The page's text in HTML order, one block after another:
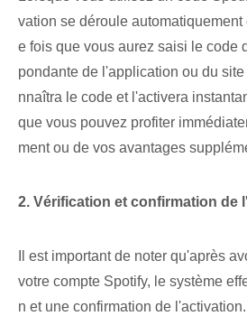
vation se déroule automatiquement
e fois que vous aurez saisi le code
pondante de l'application ou du
nnaîtra le code et l'activera
que vous pouvez profiter
ment ou de vos avantages
2. Vérification et confirmation de
Il est important de noter qu'après
votre compte Spotify, le système
n et une confirmation de